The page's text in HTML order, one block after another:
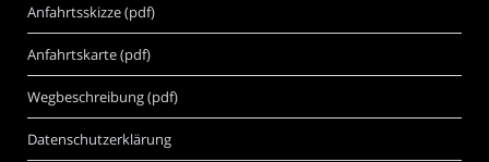
Anfahrtsskizze (pdf)
Anfahrtskarte (pdf)
Wegbeschreibung (pdf)
Datenschutzerklärung